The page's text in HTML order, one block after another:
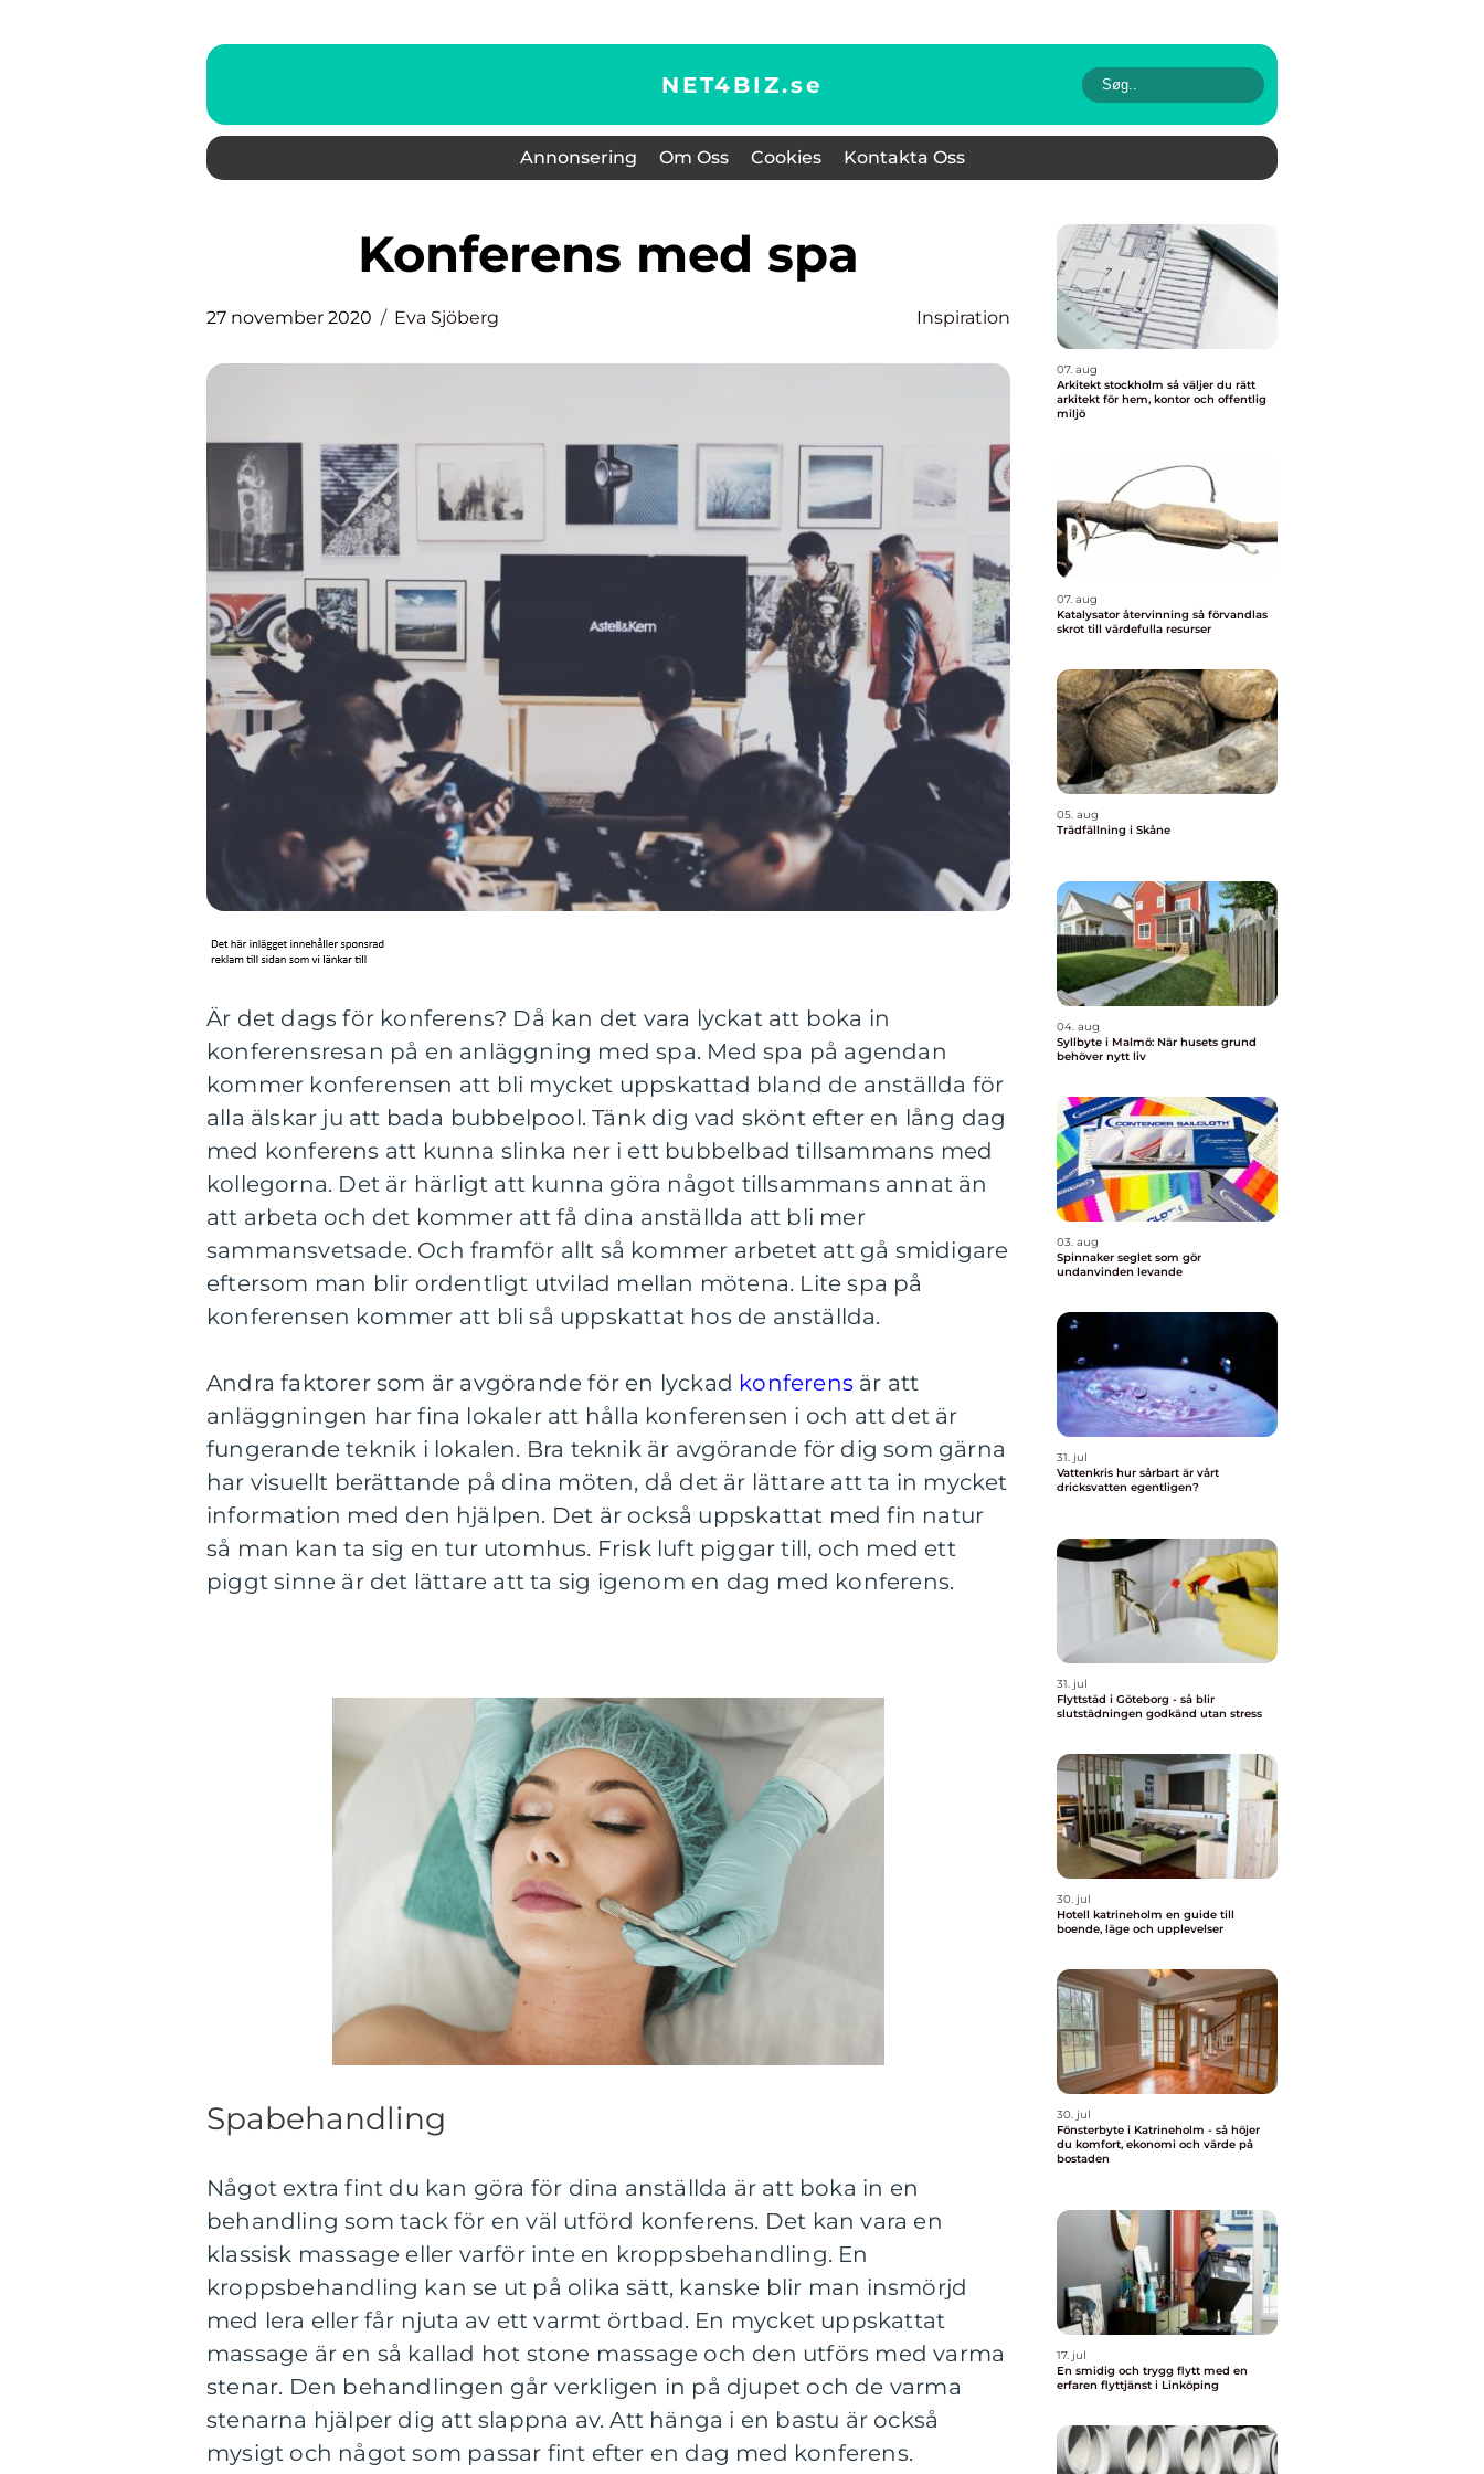
NET4BIZ.se
Annonsering Om Oss Cookies Kontakta Oss
Konferens med spa
27 november 2020 Eva Sjöberg Inspiration
Är det dags för konferens? Då kan det vara lyckat att boka in
konferensresan på en anläggning med spa. Med spa på agendan
kommer konferensen att bli mycket uppskattad bland de anställda för
alla älskar ju att bada bubbelpool. Tänk dig vad skönt efter en lång dag
med konferens att kunna slinka ner i ett bubbelbad tillsammans med
kollegorna. Det är härligt att kunna göra något tillsammans annat än
att arbeta och det kommer att få dina anställda att bli mer
sammansvetsade. Och framför allt så kommer arbetet att gå smidigare
eftersom man blir ordentligt utvilad mellan mötena. Lite spa på
konferensen kommer att bli så uppskattat hos de anställda.
Andra faktorer som är avgörande för en lyckad konferens är att
anläggningen har fina lokaler att hålla konferensen i och att det är
fungerande teknik i lokalen. Bra teknik är avgörande för dig som gärna
har visuellt berättande på dina möten, då det är lättare att ta in mycket
information med den hjälpen. Det är också uppskattat med fin natur
så man kan ta sig en tur utomhus. Frisk luft piggar till, och med ett
piggt sinne är det lättare att ta sig igenom en dag med konferens.
Spabehandling
Något extra fint du kan göra för dina anställda är att boka in en
behandling som tack för en väl utförd konferens. Det kan vara en
klassisk massage eller varför inte en kroppsbehandling. En
kroppsbehandling kan se ut på olika sätt, kanske blir man insmörjd
med lera eller får njuta av ett varmt örtbad. En mycket uppskattat
massage är en så kallad hot stone massage och den utförs med varma
stenar. Den behandlingen går verkligen in på djupet och de varma
stenarna hjälper dig att slappna av. Att hänga i en bastu är också
mysigt och något som passar fint efter en dag med konferens.
07. aug
Arkitekt stockholm så väljer du rätt
arkitekt för hem, kontor och offentlig
miljö
07. aug
Katalysator återvinning så förvandlas
skrot till värdefulla resurser
05. aug
Trädfällning i Skåne
04. aug
Syllbyte i Malmö: När husets grund
behöver nytt liv
03. aug
Spinnaker seglet som gör
undanvinden levande
31. jul
Vattenkris hur sårbart är vårt
dricksvatten egentligen?
31. jul
Flyttstäd i Göteborg - så blir
slutstädningen godkänd utan stress
30. jul
Hotell katrineholm en guide till
boende, läge och upplevelser
30. jul
Fönsterbyte i Katrineholm - så höjer
du komfort, ekonomi och värde på
bostaden
17. jul
En smidig och trygg flytt med en
erfaren flyttjänst i Linköping